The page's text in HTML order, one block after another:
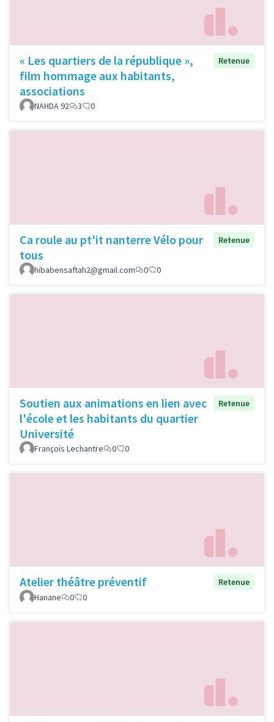
« Les quartiers de la république »,
film hommage aux habitants,
associations
Retenue
NAHDA 92 3 0
Ca roule au pt'it nanterre Vélo pour
tous
Retenue
hibabensaftah2@gmail.com 0 0
Soutien aux animations en lien avec
l'école et les habitants du quartier
Université
Retenue
François Lechantre 0 0
Atelier théâtre préventif
Retenue
Hanane
0 0